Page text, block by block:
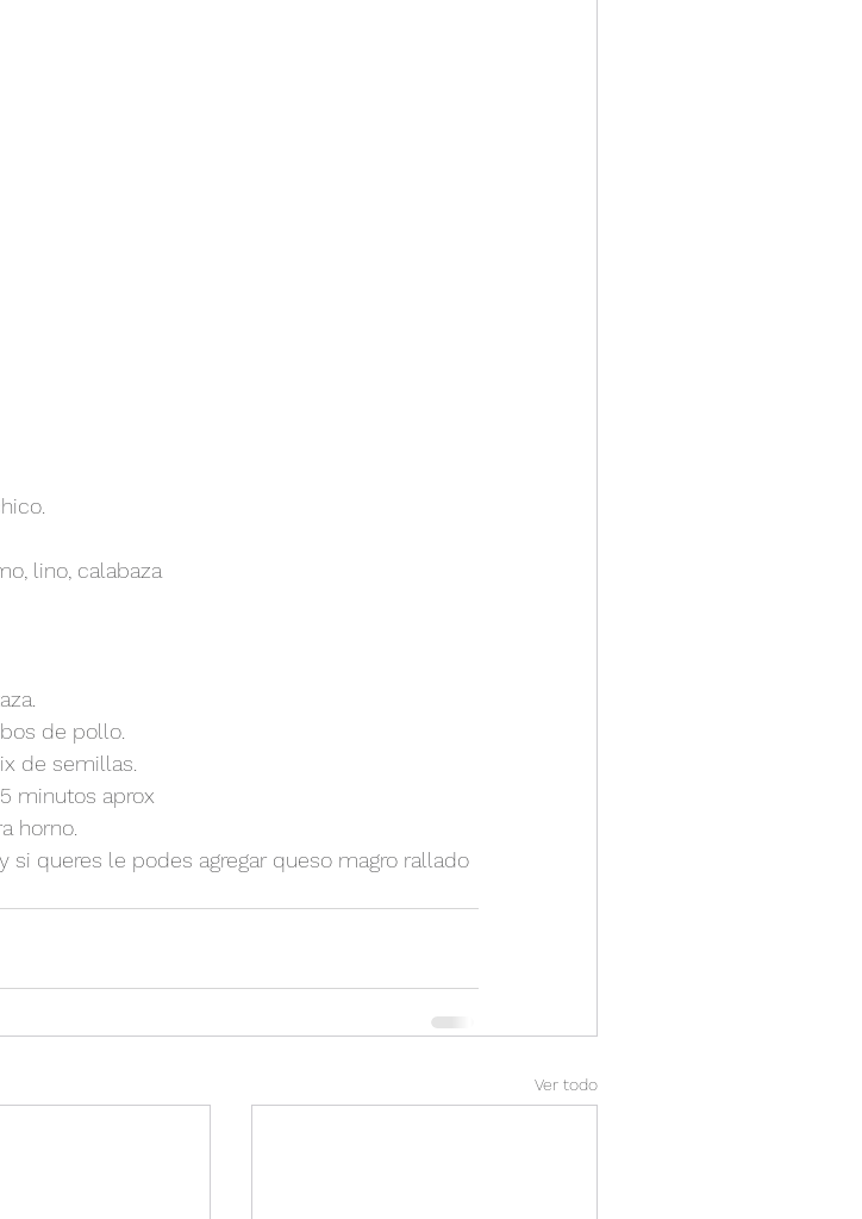
lino, calabaza
de pollo.
de semillas.
minutos aprox
horno.
queres le podes agregar queso magro rallado
Ver todo